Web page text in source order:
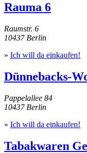
Rauma 6
Raumstr. 6
10437 Berlin
» Ich will da einkaufen!
Dünnebacks-
Pappelallee 84
10437 Berlin
» Ich will da einkaufen!
Tabakwaren